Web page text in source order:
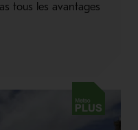
tous les avantages